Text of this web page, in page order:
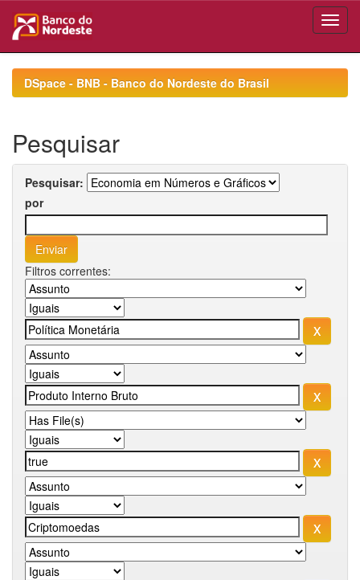
navigationDSpace - BNB - Banco do Nordeste do Brasil
Pesquisar
Pesquisar:
por
Filtros correntes: